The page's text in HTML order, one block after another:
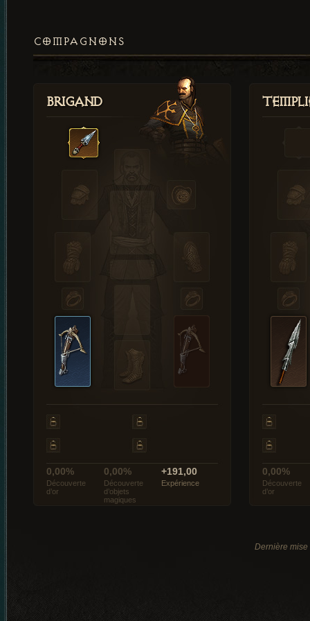
COMPAGNONS
Brigand
0,00%
Découverte
d’or
0,00%
Découverte
d’objets
magiques
+191,00
Expérience
0,00%
Découverte
d’or
Dernière mise